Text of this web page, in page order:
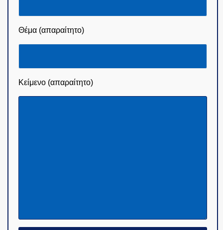
Θέμα (απαραίτητο)
Κείμενο (απαραίτητο)